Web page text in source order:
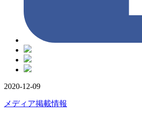
2020-12-09
メディア掲載情報